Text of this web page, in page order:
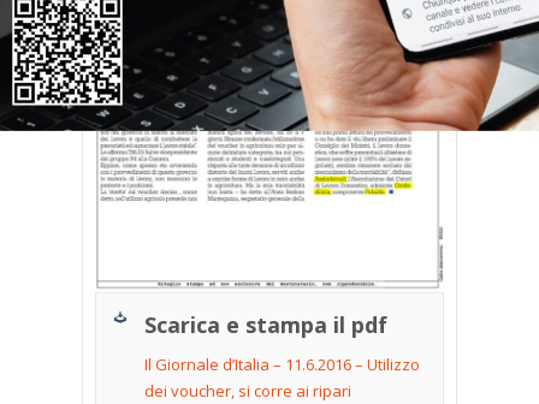
Scarica e stampa il pdf
Il Giornale d’Italia – 11.6.2016 – Utilizzo
dei voucher, si corre ai ripari